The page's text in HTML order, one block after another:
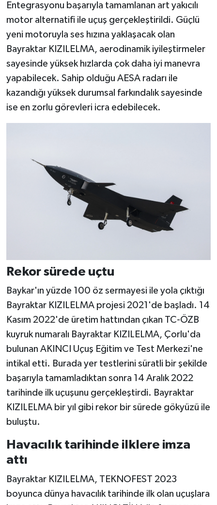
Entegrasyonu başarıyla tamamlanan art yakıcılı
motor alternatifi ile uçuş gerçekleştirildi. Güçlü
yeni motoruyla ses hızına yaklaşacak olan
Bayraktar KIZILELMA, aerodinamik iyileştirmeler
sayesinde yüksek hızlarda çok daha iyi manevra
yapabilecek. Sahip olduğu AESA radarı ile
kazandığı yüksek durumsal farkındalık sayesinde
ise en zorlu görevleri icra edebilecek.
Rekor sürede uçtu
Baykar'ın yüzde 100 öz sermayesi ile yola çıktığı
Bayraktar KIZILELMA projesi 2021'de başladı. 14
Kasım 2022'de üretim hattından çıkan TC-ÖZB
kuyruk numaralı Bayraktar KIZILELMA, Çorlu'da
bulunan AKINCI Uçuş Eğitim ve Test Merkezi'ne
intikal etti. Burada yer testlerini süratli bir şekilde
başarıyla tamamladıktan sonra 14 Aralık 2022
tarihinde ilk uçuşunu gerçekleştirdi. Bayraktar
KIZILELMA bir yıl gibi rekor bir sürede gökyüzü ile
buluştu.
Havacılık tarihinde ilklere imza
attı
Bayraktar KIZILELMA, TEKNOFEST 2023
boyunca dünya havacılık tarihinde ilk olan uçuşlara